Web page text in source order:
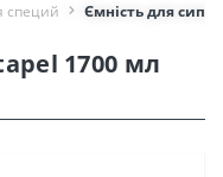
специй Ємність для
1700 мл